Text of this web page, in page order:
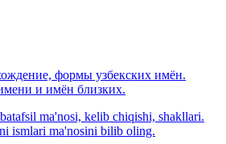
формы узбекских имён.
и имён близких.
ma'nosi, kelib chiqishi, shakllari.
ismlari ma'nosini bilib oling.